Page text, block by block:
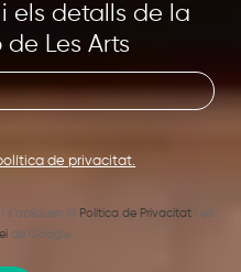
els detalls de la
Les Arts
de privacitat.
s’apliquen la Política de Privacitati els
de Google.